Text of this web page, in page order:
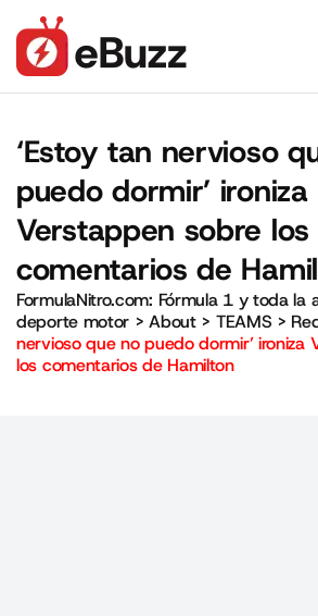
‘Estoy tan nervioso
puedo dormir’ ironiza
Verstappen sobre los
comentarios de
FormulaNitro.com: Fórmula 1 y toda la
deporte motor >About> TEAMS >
nervioso que no puedo dormir’ ironiza
los comentarios de Hamilton